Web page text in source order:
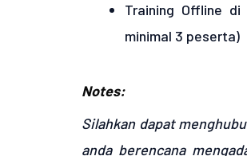
Training Offline
minimal 3 peserta)
Notes:
Silahkan dapat
anda berencana